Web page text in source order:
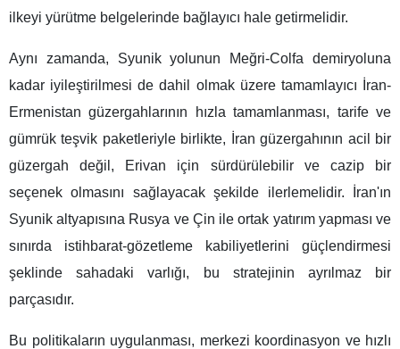
ilkeyi yürütme belgelerinde bağlayıcı hale getirmelidir.
Aynı zamanda, Syunik yolunun Meğri-Colfa demiryoluna
kadar iyileştirilmesi de dahil olmak üzere tamamlayıcı İran-
Ermenistan güzergahlarının hızla tamamlanması, tarife ve
gümrük teşvik paketleriyle birlikte, İran güzergahının acil bir
güzergah değil, Erivan için sürdürülebilir ve cazip bir
seçenek olmasını sağlayacak şekilde ilerlemelidir. İran'ın
Syunik altyapısına Rusya ve Çin ile ortak yatırım yapması ve
sınırda istihbarat-gözetleme kabiliyetlerini güçlendirmesi
şeklinde sahadaki varlığı, bu stratejinin ayrılmaz bir
parçasıdır.
Bu politikaların uygulanması, merkezi koordinasyon ve hızlı